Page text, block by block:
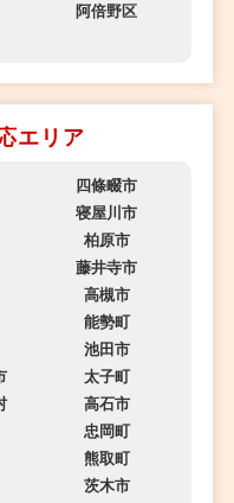
阿倍野区
エリア
四條畷市
寝屋川市
柏原市
藤井寺市
高槻市
能勢町
池田市
太子町
高石市
忠岡町
熊取町
茨木市